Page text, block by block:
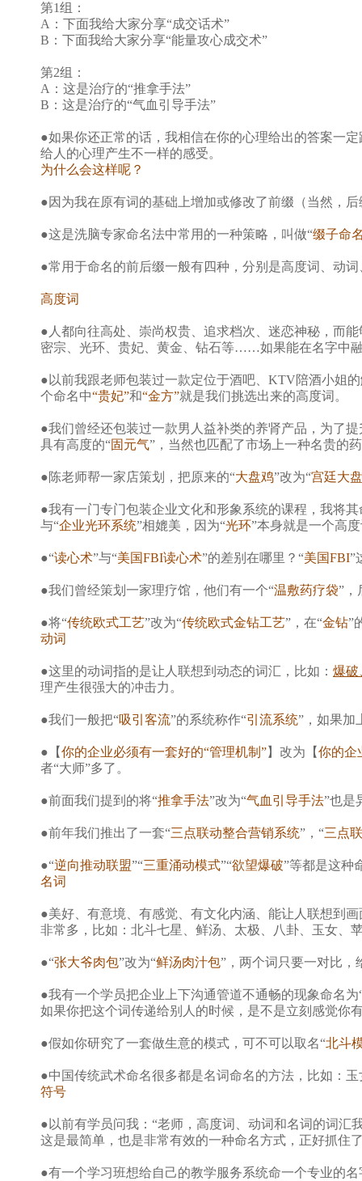
第1组：
A：下面我给大家分享“成交话术”
B：下面我给大家分享“能量攻心成交术”
第2组：
A：这是治疗的“推拿手法”
B：这是治疗的“气血引导手法”
●如果你还正常的话，我相信在你的心理给出的答案一
给人的心理产生不一样的感受。
为什么会这样呢？
●因为我在原有词的基础上增加或修改了前缀（当然，
●这是洗脑专家命名法中常用的一种策略，叫做“缀子命
●常用于命名的前后缀一般有四种，分别是高度词、动
高度词
●人都向往高处、崇尚权贵、追求档次、迷恋神秘，而
密宗、光环、贵妃、黄金、钻石等……如果能在名字中
●以前我跟老师包装过一款定位于酒吧、KTV陪酒小姐
个命名中“贵妃”和“金方”就是我们挑选出来的高度词。
●我们曾经还包装过一款男人益补类的养肾产品，为了
具有高度的“固元气”，当然也匹配了市场上一种名贵的
●陈老师帮一家店策划，把原来的“大盘鸡”改为“宫廷大
●我有一门专门包装企业文化和形象系统的课程，我将其
与“企业光环系统”相媲美，因为“光环”本身就是一个高
●“读心术”与“美国FBI读心术”的差别在哪里？“美国FBI”
●我们曾经策划一家理疗馆，他们有一个“温敷药疗袋”，
●将“传统欧式工艺”改为“传统欧式金钻工艺”，在“金钻”
动词
●这里的动词指的是让人联想到动态的词汇，比如： 爆破
理产生很强大的冲击力。
●我们一般把“吸引客流”的系统称作“引流系统”，如果加
●【你的企业必须有一套好的“管理机制”】改为【你的企
者“大师”多了。
●前面我们提到的将“推拿手法”改为“气血引导手法”也是
●前年我们推出了一套“三点联动整合营销系统”，“三点
●“逆向推动联盟”“三重涌动模式”“欲望爆破”等都是这种
名词
●美好、有意境、有感觉、有文化内涵、能让人联想到
非常多，比如：北斗七星、鲜汤、太极、八卦、玉女
●“张大爷肉包”改为“鲜汤肉汁包”，两个词只要一对比，
●我有一个学员把企业上下沟通管道不通畅的现象命名为
如果你把这个词传递给别人的时候，是不是立刻感觉你
●假如你研究了一套做生意的模式，可不可以取名“北斗
●中国传统武术命名很多都是名词命名的方法，比如：
符号
●以前有学员问我：“老师，高度词、动词和名词的词汇
这是最简单，也是非常有效的一种命名方式，正好抓住
●有一个学习班想给自己的教学服务系统命一个专业的